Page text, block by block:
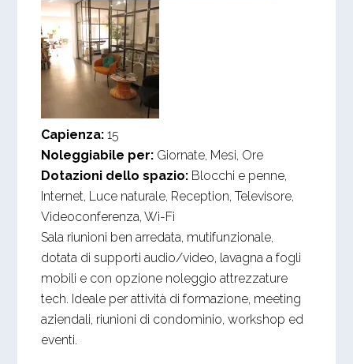
Capienza: 15
Noleggiabile per: Giornate, Mesi, Ore
Dotazioni dello spazio: Blocchi e penne,
Internet, Luce naturale, Reception, Televisore,
Videoconferenza, Wi-Fi
Sala riunioni ben arredata, mutifunzionale,
dotata di supporti audio/video, lavagna a fogli
mobili e con opzione noleggio attrezzature
tech. Ideale per attività di formazione, meeting
aziendali, riunioni di condominio, workshop ed
eventi.